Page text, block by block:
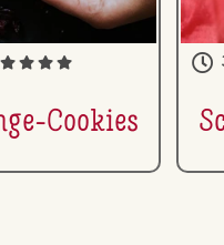
Cookies